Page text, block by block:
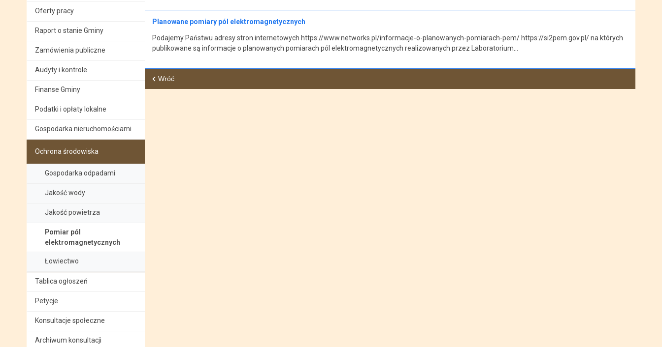
Oferty pracy
Raport o stanie Gminy
Zamówienia publiczne
Audyty i kontrole
Finanse Gminy
Podatki i opłaty lokalne
Gospodarka nieruchomościami
Ochrona środowiska
Gospodarka odpadami
Jakość wody
Jakość powietrza
Pomiar pól
elektromagnetycznych
Łowiectwo
Tablica ogłoszeń
Petycje
Konsultacje społeczne
Archiwum konsultacji
Planowane pomiary pól elektromagnetycznych
Podajemy Państwu adresy stron internetowych https://www.networks.pl/informacje-o-planowanych-pomiarach-pem/ https://si2pem.gov.pl/ na których
publikowane są informacje o planowanych pomiarach pól elektromagnetycznych realizowanych przez Laboratorium…
Wróć